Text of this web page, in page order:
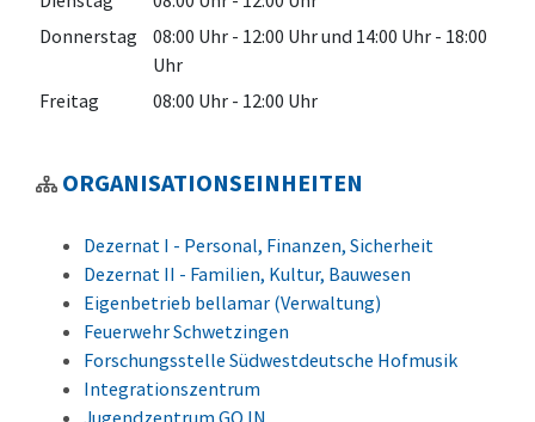
Donnerstag
08:00 Uhr - 12:00 Uhrund 14:00 Uhr - 18:00
Uhr
Freitag
08:00 Uhr - 12:00 Uhr
ORGANISATIONSEINHEITEN
Dezernat I - Personal, Finanzen, Sicherheit
Dezernat II - Familien, Kultur, Bauwesen
Eigenbetrieb bellamar (Verwaltung)
Feuerwehr Schwetzingen
Forschungsstelle Südwestdeutsche Hofmusik
Integrationszentrum